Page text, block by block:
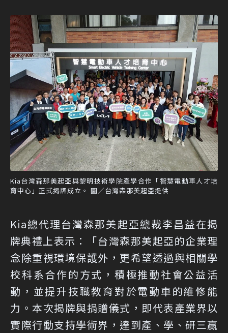
Kia台灣森那美起亞與黎明技術學院產學合作「智慧電動車人才培
育中心」正式揭牌成立。 圖／台灣森那美起亞提供
Kia總代理台灣森那美起亞總裁李昌益在揭
牌典禮上表示：「­­台灣森那美起亞的企業理
念除重視環境保護外，更希望透過與相關學
校科系合作的方式，積極推動社會公益活
動，並提升技職教育對於電動車的維修能
力。本次揭牌與捐贈儀式，即代表產業界以
實際行動支持學術界，達到產、學、研三贏